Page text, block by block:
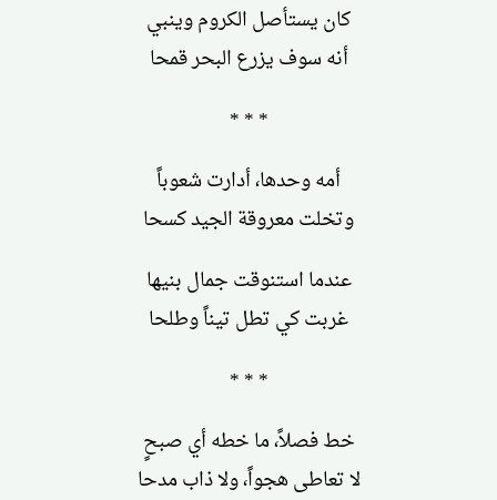
كان يستأصل الكروم وينبي
أنه سوف يزرع البحر قمحا
* * *
أمه وحدها، أدارت شعوباً
وتخلت معروقة الجيد كسحا
عندما استنوقت جمال بنيها
غربت كي تطل تيناً وطلحا
* * *
خط فصلاً، ما خطه أي صبحٍ
لا تعاطى هجواً، ولا ذاب مدحا